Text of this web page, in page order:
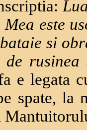
este
si
de
e legata
spate, la